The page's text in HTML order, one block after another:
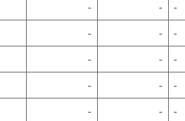
- - -
- - -
- - -
- - -
- - -